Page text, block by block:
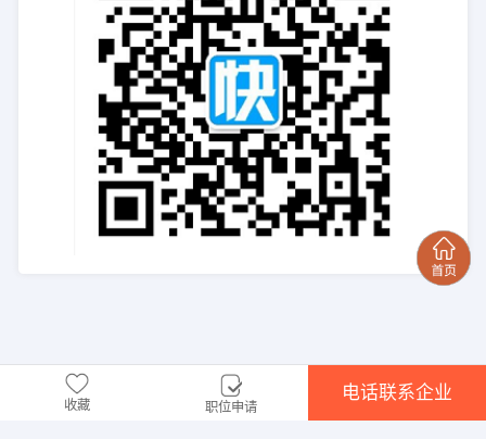
收藏 职位申请
电话联系企业